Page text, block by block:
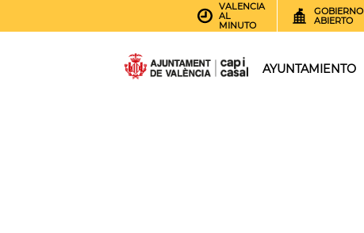
VALENCIA
AL
MINUTO
GOBIERNO
ABIERTO
AYUNTAMIENTO